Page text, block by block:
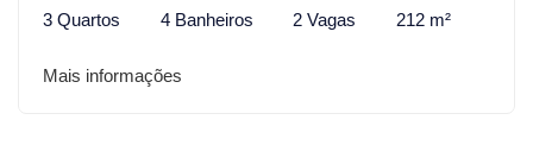
3 Quartos 4 Banheiros 2 Vagas 212 m²
Mais informações